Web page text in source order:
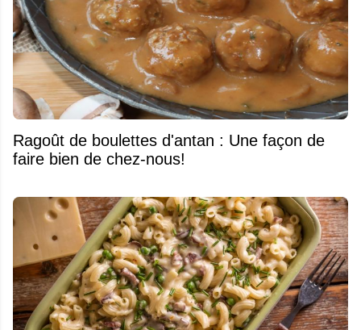
Ragoût de boulettes d'antan : Une façon de
faire bien de chez-nous!